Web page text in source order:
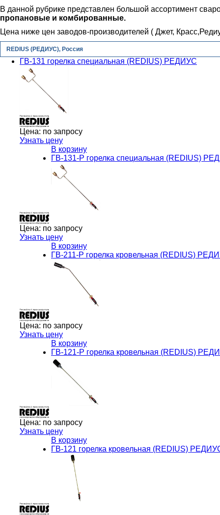
В данной рубрике представлен большой ассортимент
пропановые и комбированные.
Цена ниже цен заводов-производителей ( Джет,
REDIUS (РЕДИУС), Россия
ГВ-131 горелка специальная (REDIUS) РЕДИУС
Цена: по запросу
Узнать цену
В корзину
ГВ-131-Р горелка специальная (REDIUS)
Цена: по запросу
Узнать цену
В корзину
ГВ-211-Р горелка кровельная (REDIUS)
Цена: по запросу
Узнать цену
В корзину
ГВ-121-Р горелка кровельная (REDIUS)
Цена: по запросу
Узнать цену
В корзину
ГВ-121 горелка кровельная (REDIUS)